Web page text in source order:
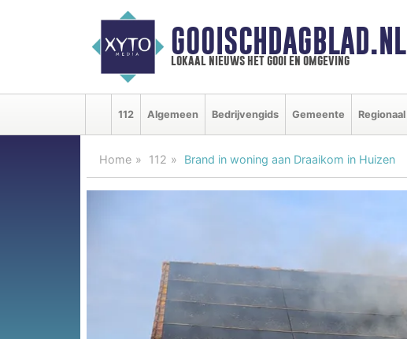
GOOISCHDAGBLAD.NL
lokaal nieuws het gooi en omgeving
112 Algemeen Bedrijvengids Gemeente Regionaal
Home 112 Brand in woning aan Draaikom in Huizen